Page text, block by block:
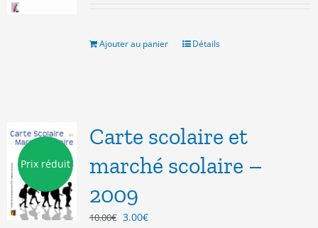
16.00€.10.00€.
Ajouter au panier Détails
Prix réduit
Carte scolaire et
marché scolaire –
2009
10.00€ Le
3.00€Le